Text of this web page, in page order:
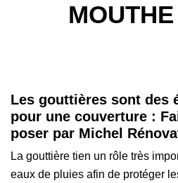
Les gouttières sont des
pour une couverture :
poser par Michel
La gouttière tien un rôle très
eaux de pluies afin de protéger